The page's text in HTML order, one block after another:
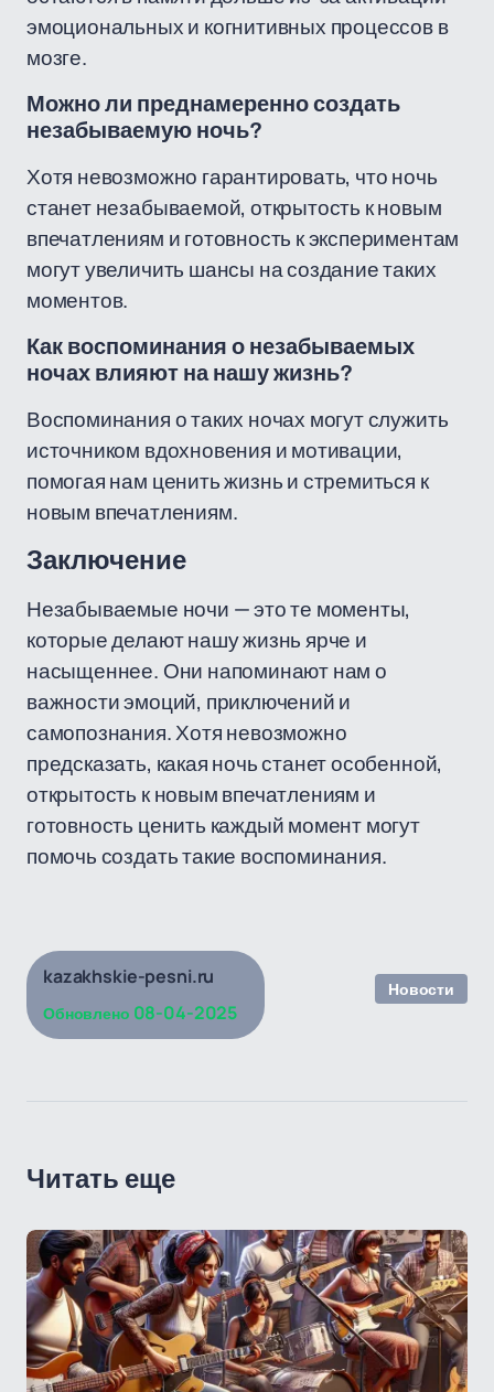
эмоциональных и когнитивных процессов в
мозге.
Можно ли преднамеренно создать
незабываемую ночь?
Хотя невозможно гарантировать, что ночь
станет незабываемой, открытость к новым
впечатлениям и готовность к экспериментам
могут увеличить шансы на создание таких
моментов.
Как воспоминания о незабываемых
ночах влияют на нашу жизнь?
Воспоминания о таких ночах могут служить
источником вдохновения и мотивации,
помогая нам ценить жизнь и стремиться к
новым впечатлениям.
Заключение
Незабываемые ночи — это те моменты,
которые делают нашу жизнь ярче и
насыщеннее. Они напоминают нам о
важности эмоций, приключений и
самопознания. Хотя невозможно
предсказать, какая ночь станет особенной,
открытость к новым впечатлениям и
готовность ценить каждый момент могут
помочь создать такие воспоминания.
kazakhskie-pesni.ru
Обновлено 08-04-2025
Новости
Читать еще